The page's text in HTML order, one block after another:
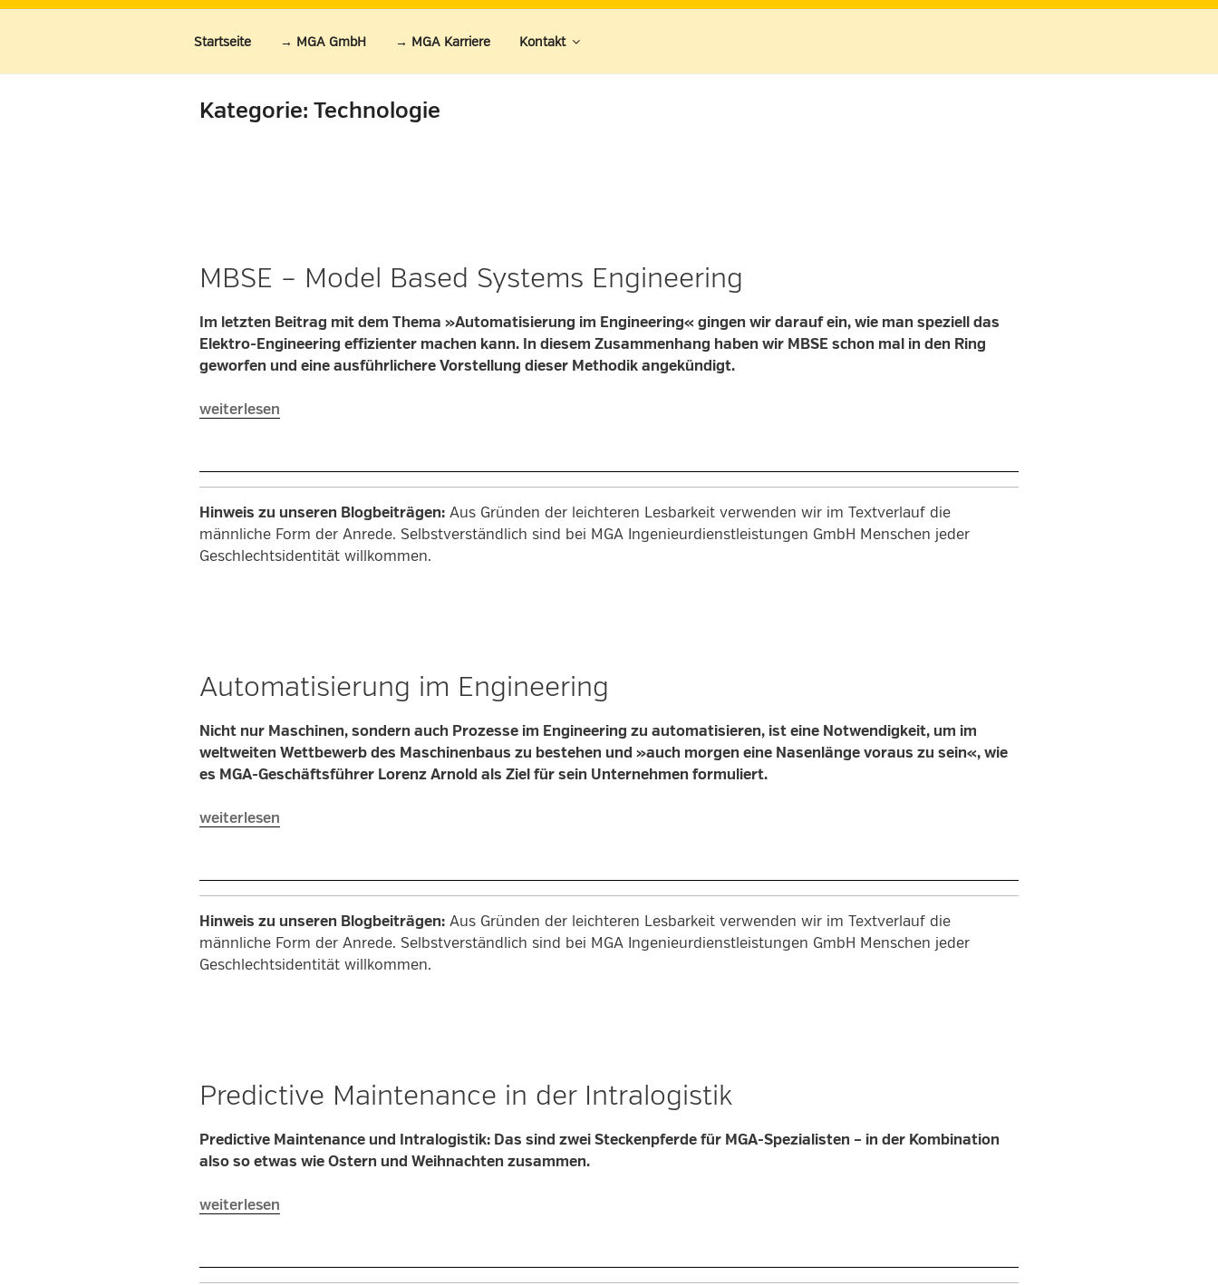
Zum
Startseite → MGA GmbH → MGA Karriere Kontakt
Kategorie: Technologie
MBSE – Model Based Systems Engineering
Im letzten Beitrag mit dem Thema »Automatisierung im Engineering« gingen wir darauf ein, wie man speziell das
Elektro-Engineering effizienter machen kann. In diesem Zusammenhang haben wir MBSE schon mal in den Ring
geworfen und eine ausführlichere Vorstellung dieser Methodik angekündigt.
„MBSE
Based
Engineering“
weiterlesen
Hinweis zu unseren Blogbeiträgen: Aus Gründen der leichteren Lesbarkeit verwenden wir im Textverlauf die
männliche Form der Anrede. Selbstverständlich sind bei MGA Ingenieurdienstleistungen GmbH Menschen jeder
Geschlechtsidentität willkommen.
Automatisierung im Engineering
Nicht nur Maschinen, sondern auch Prozesse im Engineering zu automatisieren, ist eine Notwendigkeit, um im
weltweiten Wettbewerb des Maschinenbaus zu bestehen und »auch morgen eine Nasenlänge voraus zu sein«, wie
es MGA-Geschäftsführer Lorenz Arnold als Ziel für sein Unternehmen formuliert.
„Automatisierung
weiterlesen
Hinweis zu unseren Blogbeiträgen: Aus Gründen der leichteren Lesbarkeit verwenden wir im Textverlauf die
männliche Form der Anrede. Selbstverständlich sind bei MGA Ingenieurdienstleistungen GmbH Menschen jeder
Geschlechtsidentität willkommen.
Predictive Maintenance in der Intralogistik
Predictive Maintenance und Intralogistik: Das sind zwei Steckenpferde für MGA-Spezialisten – in der Kombination
also so etwas wie Ostern und Weihnachten zusammen.
„Predictive
der
weiterlesen